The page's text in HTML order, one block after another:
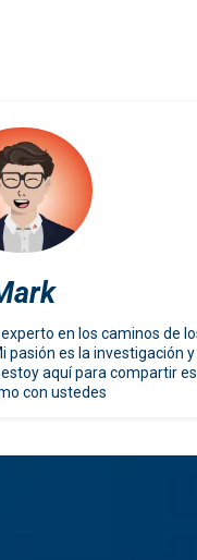
experto en los caminos de
es la investigación y
aquí para compartir
con ustedes